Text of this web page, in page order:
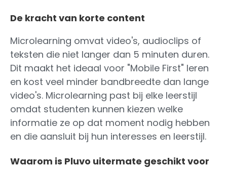
De kracht van korte content
Microlearning omvat video's, audioclips of
teksten die niet langer dan 5 minuten duren.
Dit maakt het ideaal voor "Mobile First" leren
en kost veel minder bandbreedte dan lange
video's. Microlearning past bij elke leerstijl
omdat studenten kunnen kiezen welke
informatie ze op dat moment nodig hebben
en die aansluit bij hun interesses en leerstijl.
Waarom is Pluvo uitermate geschikt voor